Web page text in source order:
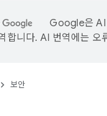
Google은 AI
합니다. AI 번역에는 오
보안